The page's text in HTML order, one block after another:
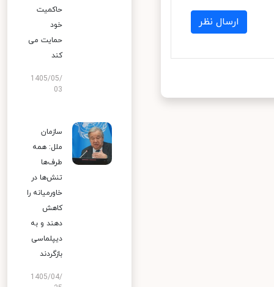
ارسال نظر
حاکمیت
خود
حمایت می
کند
1405/05/
03
سازمان
ملل: همه
طرف‌ها
تنش‌ها در
خاورمیانه را
کاهش
دهند و به
دیپلماسی
بازگردند
1405/04/